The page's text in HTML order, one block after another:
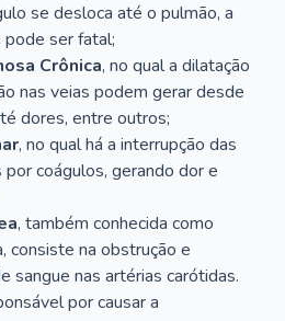
se desloca até o pulmão, a
pode ser fatal;
Crônica, no qual a dilatação
nas veias podem gerar desde
dores, entre outros;
, no qual há a interrupção das
coágulos, gerando dor e
, também conhecida como
consiste na obstrução e
sangue nas artérias carótidas.
por causar a